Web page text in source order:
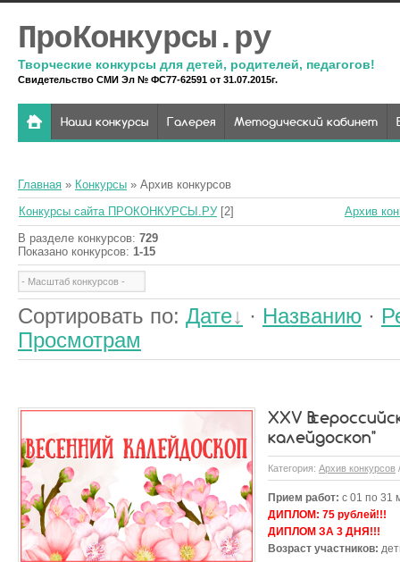
ПроКонкурсы.ру
Творческие конкурсы для детей, родителей, педагогов!
Свидетельство СМИ Эл № ФС77-62591 от 31.07.2015г.
Наши конкурсы Галерея Методический кабинет
Главная » Конкурсы » Архив конкурсов
Конкурсы сайта ПРОКОНКУРСЫ.РУ [2]
Архив
В разделе конкурсов: 729
Показано конкурсов: 1-15
Сортировать по: Дате · Названию ·
Просмотрам
XXV
калейдоскоп"
Категория: Архив конкурсов
Прием работ: с 01 по 31
ДИПЛОМ: 75 рублей!!!
ДИПЛОМ ЗА 3 ДНЯ!!!
Возраст участников: